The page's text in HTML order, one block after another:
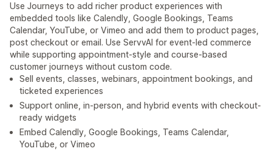
Use Journeys to add richer product experiences with
embedded tools like Calendly, Google Bookings, Teams
Calendar, YouTube, or Vimeo and add them to product pages,
post checkout or email. Use ServvAI for event-led commerce
while supporting appointment-style and course-based
customer journeys without custom code.
Sell events, classes, webinars, appointment bookings, and
ticketed experiences
Support online, in-person, and hybrid events with checkout-
ready widgets
Embed Calendly, Google Bookings, Teams Calendar,
YouTube, or Vimeo